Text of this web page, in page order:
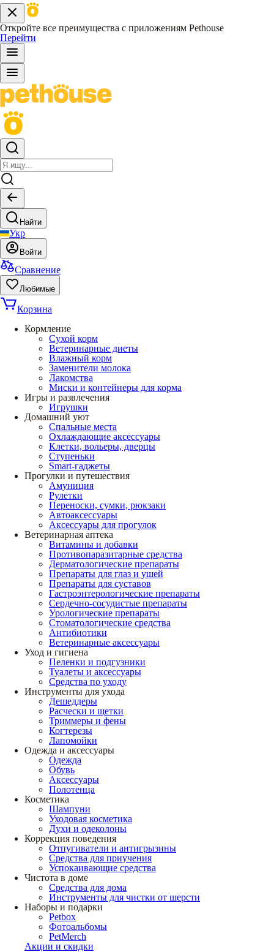
Откройте все преимущества с приложениям Pethouse
Перейти
Найти
Укр
Войти
Сравнение
Любимые
Корзина
Кормление
Сухой корм
Ветеринарные диеты
Влажный корм
Заменители молока
Лакомства
Миски и контейнеры для корма
Игры и развлечения
Игрушки
Домашний уют
Спальные места
Охлаждающие аксессуары
Клетки, вольеры, дверцы
Ступеньки
Smart-гаджеты
Прогулки и путешествия
Амуниция
Рулетки
Переноски, сумки, рюкзаки
Автоаксессуары
Аксессуары для прогулок
Ветеринарная аптека
Витамины и добавки
Противопаразитарные средства
Дерматологические препараты
Препараты для глаз и ушей
Препараты для суставов
Гастроэнтерологические препараты
Сердечно-сосудистые препараты
Урологические препараты
Стоматологические средства
Антибиотики
Ветеринарные аксессуары
Уход и гигиена
Пеленки и подгузники
Туалеты и аксессуары
Средства по уходу
Инструменты для ухода
Дешеддеры
Расчески и щетки
Триммеры и фены
Когтерезы
Лапомойки
Одежда и аксессуары
Одежда
Обувь
Аксессуары
Полотенца
Косметика
Шампуни
Уходовая косметика
Духи и одеколоны
Коррекция поведения
Отпугиватели и антигрызины
Средства для приучения
Успокаивающие средства
Чистота в доме
Средства для дома
Инструменты для чистки от шерсти
Наборы и подарки
Petbox
Фотоальбомы
PetMerch
Акции и скидки